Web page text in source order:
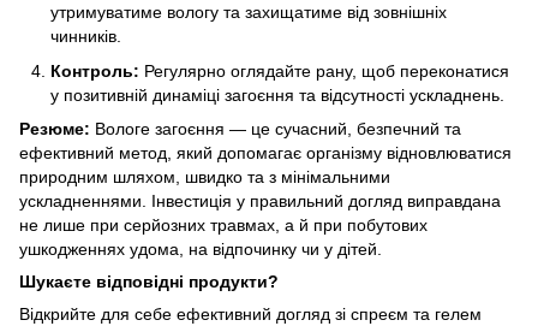
утримуватиме вологу та захищатиме від зовнішніх
чинників.
Контроль: Регулярно оглядайте рану, щоб переконатися
у позитивній динаміці загоєння та відсутності ускладнень.
Резюме: Вологе загоєння — це сучасний, безпечний та
ефективний метод, який допомагає організму відновлюватися
природним шляхом, швидко та з мінімальними
ускладненнями. Інвестиція у правильний догляд виправдана
не лише при серйозних травмах, а й при побутових
ушкодженнях удома, на відпочинку чи у дітей.
Шукаєте відповідні продукти?
Відкрийте для себе ефективний догляд зі спреєм та гелем